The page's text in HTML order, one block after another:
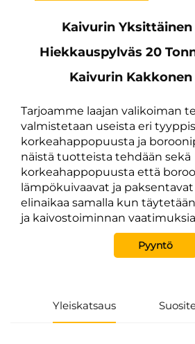
Kaivurin Yksittäinen
Hiekkauspylväs 20
Kaivurin Kakkonen
Tarjoamme laajan valikoiman
valmistetaan useista eri
korkeahappopuusta ja
näistä tuotteista tehdään sekä
korkeahappopuusta että
lämpökuivaavat ja
elinaikaa samalla kun
ja kaivostoiminnan
Pyyntö
Yleiskatsaus